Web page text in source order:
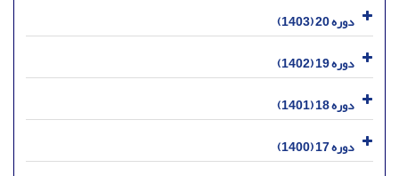
دوره 20 (1403)
دوره 19 (1402)
دوره 18 (1401)
دوره 17 (1400)